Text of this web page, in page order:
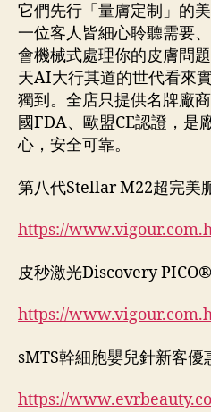
它們先行「量膚定制」的
一位客人皆細心聆聽需要
會機械式處理你的皮膚問
天AI大行其道的世代看來
獨到。全店只提供名牌廠
國FDA、歐盟CE認證，是
心，安全可靠。
第八代Stellar M22超完美
https://
皮秒激光Discovery PICO®
https://
sMTS幹細胞嬰兒針新客優
https://